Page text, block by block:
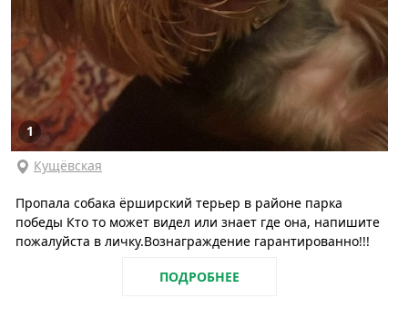
1
Кущёвская
Пропала собака ёрширский терьер в районе парка
победы Кто то может видел или знает где она, напишите
пожалуйста в личку.Вознаграждение гарантированно!!!
ПОДРОБНЕЕ